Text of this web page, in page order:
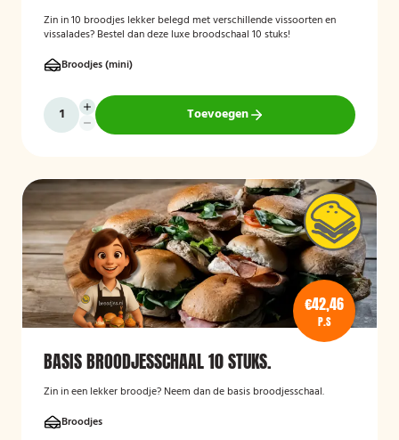
Zin in 10 broodjes lekker belegd met verschillende vissoorten en
vissalades? Bestel dan deze luxe broodschaal 10 stuks!
Broodjes (mini)
Toevoegen
€42,46
P.S
BASIS BROODJESSCHAAL 10 STUKS.
Zin in een lekker broodje? Neem dan de basis broodjesschaal.
Broodjes